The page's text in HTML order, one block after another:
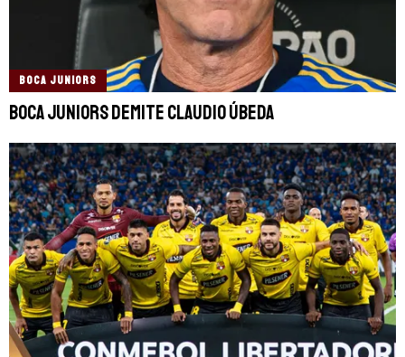
BOCA JUNIORS
Boca Juniors demite Claudio Úbeda